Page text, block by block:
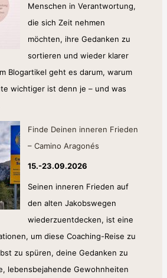
Menschen in Verantwortung,
die sich Zeit nehmen
möchten, ihre Gedanken zu
sortieren und wieder klarer
Blogartikel geht es darum, warum
wichtiger ist denn je – und was
Finde Deinen inneren Frieden
– Camino Aragonés
15.-23.09.2026
Seinen inneren Frieden auf
den alten Jakobswegen
wiederzuentdecken, ist eine
um diese Coaching-Reise zu
zu spüren, deine Gedanken zu
lebensbejahende Gewohnheiten